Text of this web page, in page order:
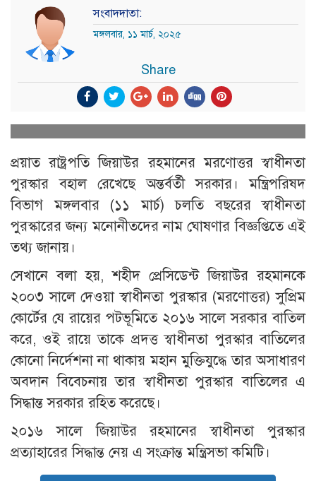
সংবাদদাতা:
মঙ্গলবার, ১১ মার্চ, ২০২৫
Share
প্রয়াত রাষ্ট্রপতি জিয়াউর রহমানের মরণোত্তর স্বাধীনতা
পুরস্কার বহাল রেখেছে অন্তর্বর্তী সরকার। মন্ত্রিপরিষদ
বিভাগ মঙ্গলবার (১১ মার্চ) চলতি বছরের স্বাধীনতা
পুরস্কারের জন্য মনোনীতদের নাম ঘোষণার বিজ্ঞপ্তিতে এই
তথ্য জানায়।
সেখানে বলা হয়, শহীদ প্রেসিডেন্ট জিয়াউর রহমানকে
২০০৩ সালে দেওয়া স্বাধীনতা পুরস্কার (মরণোত্তর) সুপ্রিম
কোর্টের যে রায়ের পটভূমিতে ২০১৬ সালে সরকার বাতিল
করে, ওই রায়ে তাকে প্রদত্ত স্বাধীনতা পুরস্কার বাতিলের
কোনো নির্দেশনা না থাকায় মহান মুক্তিযুদ্ধে তার অসাধারণ
অবদান বিবেচনায় তার স্বাধীনতা পুরস্কার বাতিলের এ
সিদ্ধান্ত সরকার রহিত করেছে।
২০১৬ সালে জিয়াউর রহমানের স্বাধীনতা পুরস্কার
প্রত্যাহারের সিদ্ধান্ত নেয় এ সংক্রান্ত মন্ত্রিসভা কমিটি।